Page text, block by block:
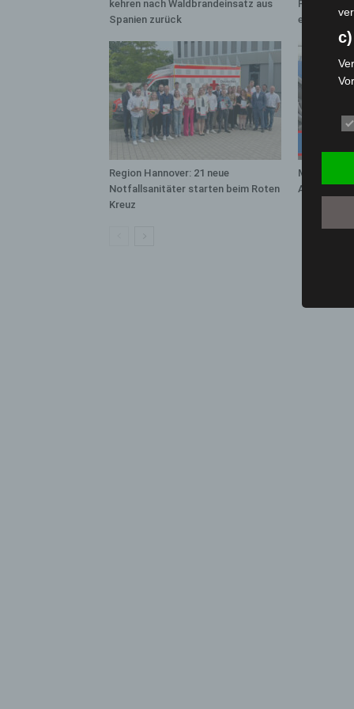
kehren nach Waldbrandeinsatz aus
Spanien zurück
Population
entdeckt
Region Hannover: 21 neue
Notfallsanitäter starten beim Roten
Kreuz
Mann läuft
A7 –